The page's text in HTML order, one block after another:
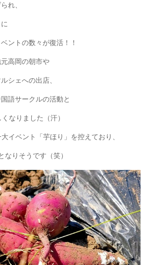
れ、
ントの数々が復活！！
高岡の朝市や
シェへの出店、
語サークルの活動と
なりました（汗）
イベント「芋ほり」を控えており、
なりそうです（笑）